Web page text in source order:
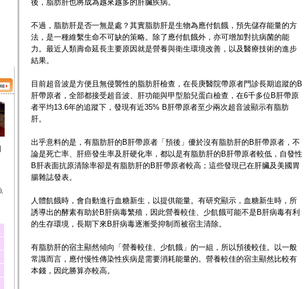
後，脂肪肝也將成為越來越多的肝臟疾病。
不過，脂肪肝是否一無是處？其實脂肪肝是生物為應付飢餓，預先儲存能量的方
法，是一種維繫生命不可缺的策略。除了應付飢餓外，亦可增加對抗病菌的能
力。最近人類壽命延長主要原因就是營養與衛生環境改善，以及醫療技術的進步
結果。
目前超音波是方便且無侵襲性的脂肪肝檢查，在長庚醫院帶原者門診長期追蹤的B
肝帶原者，全部都接受超音波、肝功能與甲型胎兒蛋白檢查，在6千多位B肝帶原
者平均13.6年的追蹤下，發現有近35% B肝帶原者至少兩次超音波顯示有脂肪
肝。
出乎意料的是，有脂肪肝的B肝帶原者「預後」優於沒有脂肪肝的B肝帶原者，不
論是死亡率、肝癌發生率及肝硬化率，都以是有脂肪肝的B肝帶原者較低，自發性
B肝表面抗原清除率卻是有脂肪肝的B肝帶原者較高；這些發現已在肝臟及美國胃
腸雜誌發表。
人體飢餓時，會自動進行血糖新生，以提供能量。有研究顯示，血糖新生時，所
誘導出的酵素有助於B肝病毒繁殖，因此營養較佳、少飢餓可能不是B肝病毒有利
的生存環境，長期下來B肝病毒逐漸受抑制而被宿主清除。
有脂肪肝的宿主顯然傾向「營養較佳、少飢餓」的一組，所以預後較佳。以一般
常識而言，應付慢性傳染性疾病是需要消耗能量的。營養較佳的宿主顯然比較有
本錢，因此勝算亦較高。